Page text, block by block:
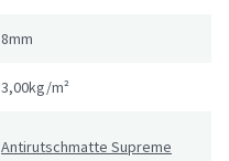
8mm
3,00kg/m²
Antirutschmatte Supreme